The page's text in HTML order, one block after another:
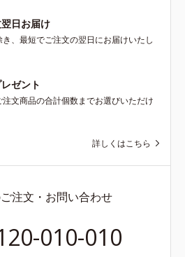
日お届け
、最短でご注文の翌日にお届けいたし
ゼント
文商品の合計個数までお選びいただけ
詳しくはこちら
注文・お問い合わせ
010-010